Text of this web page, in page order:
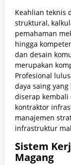
Keahlian teknis
struktural,
pemahaman
hingga
dan desain
merupakan
Profesional
daya saing
diserap
kontraktor
manajemen
infrastruktur
Sistem
Magang